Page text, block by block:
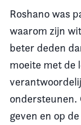
Roshano was
waarom zijn
beter deden
moeite met de
ondersteunen.
geven en op